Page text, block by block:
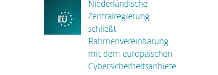
Niederländische
Zentralregierung
schließt
Rahmenvereinbarung
mit dem europäischen
Cybersicherheitsanbieter